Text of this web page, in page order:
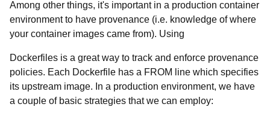
Among other things, it's important in a production container
environment to have provenance (i.e. knowledge of where
your container images came from). Using
Dockerfiles is a great way to track and enforce provenance
policies. Each Dockerfile has a FROM line which specifies
its upstream image. In a production environment, we have
a couple of basic strategies that we can employ: